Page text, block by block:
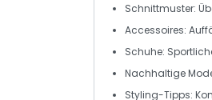
Schnittmuster:
Accessoires:
Schuhe:
Nachhaltige
Styling-Tipps: